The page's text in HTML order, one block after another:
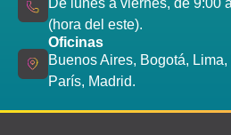
De lunes a viernes, de 9:00
(hora del este).
Oficinas
Buenos Aires, Bogotá,
París, Madrid.